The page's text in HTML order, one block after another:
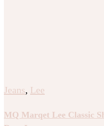
Jeans, Lee
MQ Marqet Lee Classic